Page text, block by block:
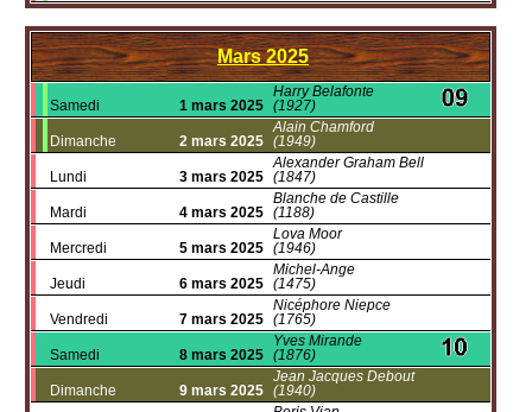
Mars 2025
Samedi 1 mars 2025
Harry Belafonte
(1927)
Dimanche 2 mars 2025
Alain Chamford
(1949)
Lundi 3 mars 2025
Alexander Graham Bell
(1847)
Mardi 4 mars 2025
Blanche de Castille
(1188)
Mercredi 5 mars 2025
Lova Moor
(1946)
Jeudi 6 mars 2025
Michel-Ange
(1475)
Vendredi 7 mars 2025
Nicéphore Niepce
(1765)
Samedi 8 mars 2025
Yves Mirande
(1876)
Dimanche 9 mars 2025
Jean Jacques Debout
(1940)